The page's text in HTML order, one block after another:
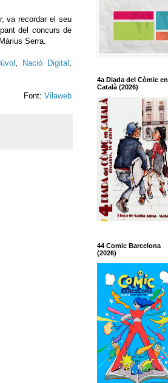
va recordar el seu
del concurs de
Serra.
, Nació Digital ,
Font: Vilaweb
4a Diada del Còmic en
Català (2026)
44 Comic Barcelona
(2026)